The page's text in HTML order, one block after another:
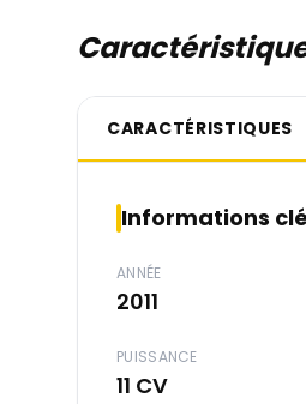
CARACTÉRISTIQUES
Informations
ANNÉE
2011
PUISSANCE
11 CV